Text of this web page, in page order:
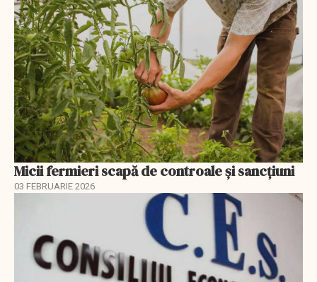
Micii fermieri scapă de controale și sancțiuni
03 FEBRUARIE 2026